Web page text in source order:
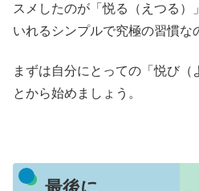
スメしたのが「悦る（えつる）
いれるシンプルで究極の習慣な
まずは自分にとっての「悦び（
とから始めましょう。